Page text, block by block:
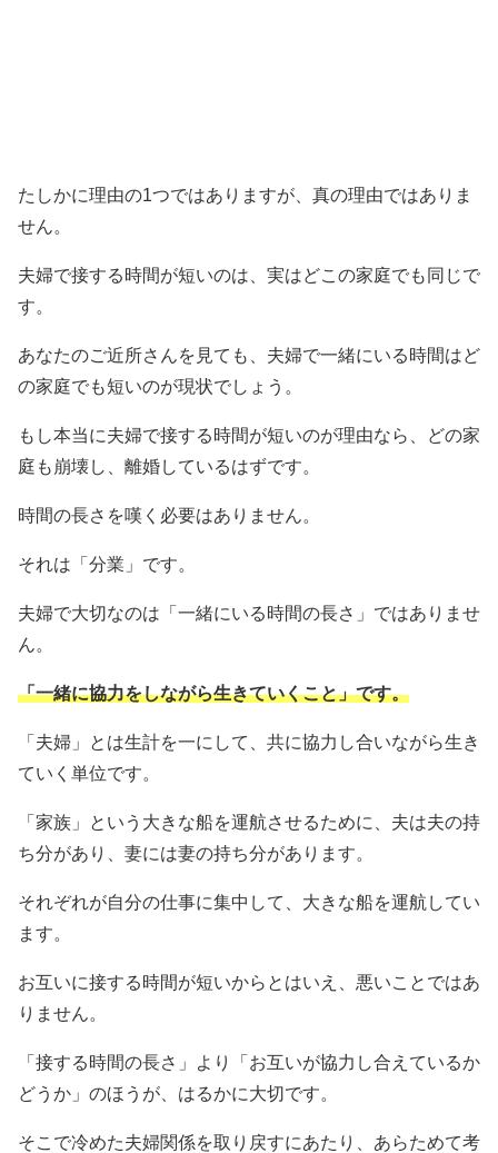
たしかに理由の1つではありますが、真の理由ではありま
せん。
夫婦で接する時間が短いのは、実はどこの家庭でも同じで
す。
あなたのご近所さんを見ても、夫婦で一緒にいる時間はど
の家庭でも短いのが現状でしょう。
もし本当に夫婦で接する時間が短いのが理由なら、どの家
庭も崩壊し、離婚しているはずです。
時間の長さを嘆く必要はありません。
それは「分業」です。
夫婦で大切なのは「一緒にいる時間の長さ」ではありませ
ん。
「一緒に協力をしながら生きていくこと」です。
「夫婦」とは生計を一にして、共に協力し合いながら生き
ていく単位です。
「家族」という大きな船を運航させるために、夫は夫の持
ち分があり、妻には妻の持ち分があります。
それぞれが自分の仕事に集中して、大きな船を運航してい
ます。
お互いに接する時間が短いからとはいえ、悪いことではあ
りません。
「接する時間の長さ」より「お互いが協力し合えているか
どうか」のほうが、はるかに大切です。
そこで冷めた夫婦関係を取り戻すにあたり、あらためて考